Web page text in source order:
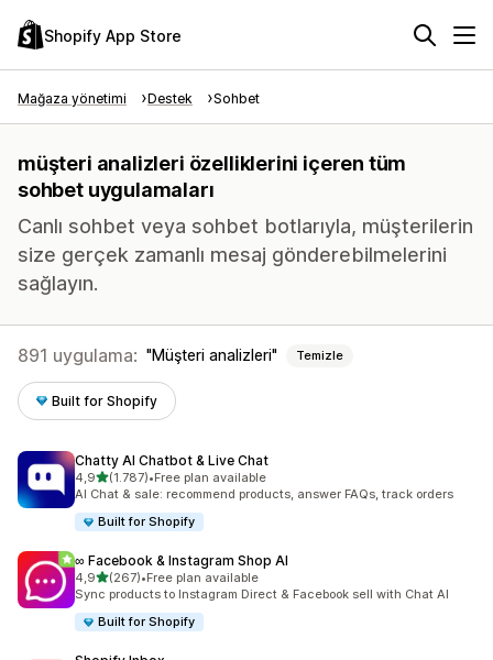
Shopify App Store
Mağaza yönetimi Destek Sohbet
müşteri analizleri özelliklerini içeren tüm
sohbet uygulamaları
Canlı sohbet veya sohbet botlarıyla, müşterilerin
size gerçek zamanlı mesaj gönderebilmelerini
sağlayın.
891 uygulama: Müşteri analizleri Temizle
Built for Shopify
Chatty AI Chatbot & Live Chat
4,95 yıldız üzerinden
(1.787)
toplam 1787 değerlendirme
•Free plan available
AI Chat & sale: recommend products, answer FAQs, track orders
Built for Shopify
∞ Facebook & Instagram Shop AI
4,95 yıldız üzerinden
(267)
toplam 267 değerlendirme
•Free plan available
Sync products to Instagram Direct & Facebook sell with Chat AI
Built for Shopify